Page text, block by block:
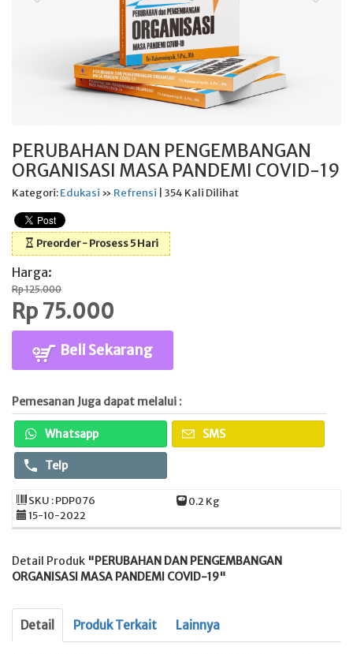
PERUBAHAN DAN PENGEMBANGAN
ORGANISASI MASA PANDEMI COVID-19
Kategori:Edukasi » Refrensi | 354 Kali Dilihat
Preorder - Prosess 5 Hari
Harga:
Rp 125.000
Rp 75.000
Beli Sekarang
Pemesanan Juga dapat melalui :
Whatsapp SMS
Telp
SKU : PDP076
0.2 Kg
15-10-2022
Detail Produk "PERUBAHAN DAN PENGEMBANGAN
ORGANISASI MASA PANDEMI COVID-19"
Detail Produk Terkait Lainnya